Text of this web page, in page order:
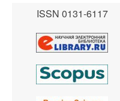
ISSN 0131-6117